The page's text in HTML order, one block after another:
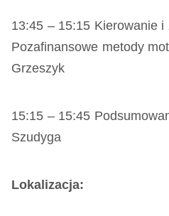
13:45 – 15:15 Kierowanie i
Pozafinansowe metody
Grzeszyk
15:15 – 15:45
Szudyga
Lokalizacja: